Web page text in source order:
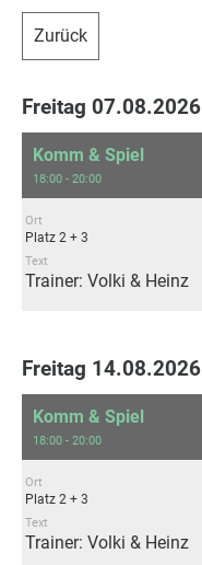
Zurück
Freitag 07.08.2026
Komm & Spiel
18:00 - 20:00
Ort
Platz 2 + 3
Text
Trainer: Volki & Heinz
Freitag 14.08.2026
Komm & Spiel
18:00 - 20:00
Ort
Platz 2 + 3
Text
Trainer: Volki & Heinz